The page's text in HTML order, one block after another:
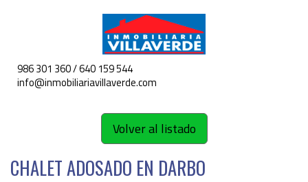
986 301 360 / 640 159 544
info@inmobiliariavillaverde.com
Volver al listado
CHALET ADOSADO EN DARBO